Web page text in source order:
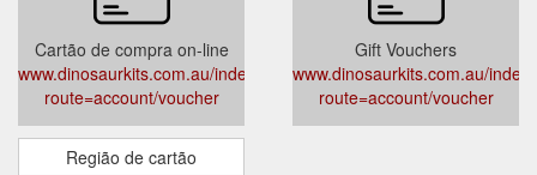
Cartão de compra on-line
www.dinosaurkits.com.au/index.php?
route=account/voucher
Gift Vouchers
www.dinosaurkits.com.au/
route=account/voucher
Região de cartão